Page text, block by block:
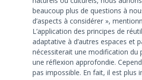
beaucoup plus de questions à
d’aspects à considérer »,
L’application des principes de
adaptative à d’autres espaces et
nécessiterait une modification du
une réflexion approfondie.
pas impossible. En fait, il est plus